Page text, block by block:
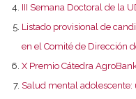
III Semana Doctoral de la
Listado provisional de
en el Comité de Dirección
X Premio Cátedra
Salud mental